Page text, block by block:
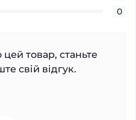
0
цей товар, станьте
свій відгук.